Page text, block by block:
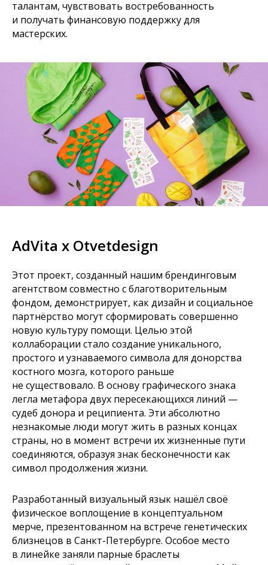
талантам, чувствовать востребованность
и получать финансовую поддержку для
мастерских.
AdVita х Otvetdesign
Этот проект, созданный нашим брендинговым
агентством совместно с благотворительным
фондом, демонстрирует, как дизайн и социальное
партнёрство могут сформировать совершенно
новую культуру помощи. Целью этой
коллаборации стало создание уникального,
простого и узнаваемого символа для донорства
костного мозга, которого раньше
не существовало. В основу графического знака
легла метафора двух пересекающихся линий —
судеб донора и реципиента. Эти абсолютно
незнакомые люди могут жить в разных концах
страны, но в момент встречи их жизненные пути
соединяются, образуя знак бесконечности как
символ продолжения жизни.
Разработанный визуальный язык нашёл своё
физическое воплощение в концептуальном
мерче, презентованном на встрече генетических
близнецов в Санкт-Петербурге. Особое место
в линейке заняли парные браслеты